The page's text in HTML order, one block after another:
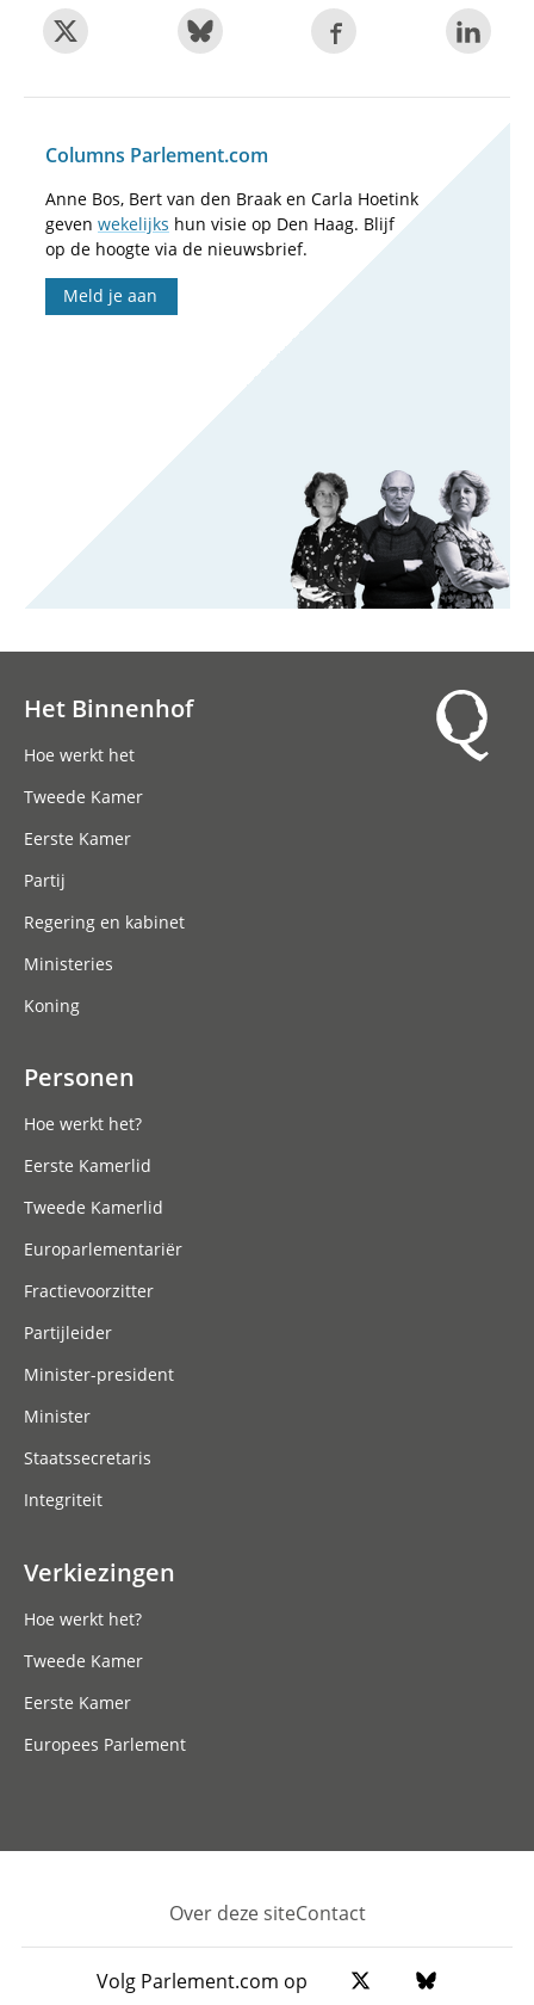
Columns Parlement.com
Anne Bos, Bert van den Braak en Carla Hoetink
geven wekelijks hun visie op Den Haag. Blijf
op de hoogte via de nieuwsbrief.
Meld je aan
Het Binnenhof
Hoe werkt het
Tweede Kamer
Eerste Kamer
Partij
Regering en kabinet
Ministeries
Koning
Personen
Hoe werkt het?
Eerste Kamerlid
Tweede Kamerlid
Europarlementariër
Fractievoorzitter
Partijleider
Minister-president
Minister
Staatssecretaris
Integriteit
Verkiezingen
Hoe werkt het?
Tweede Kamer
Eerste Kamer
Europees Parlement
Footer
Over deze siteContact
Volg Parlement.com op